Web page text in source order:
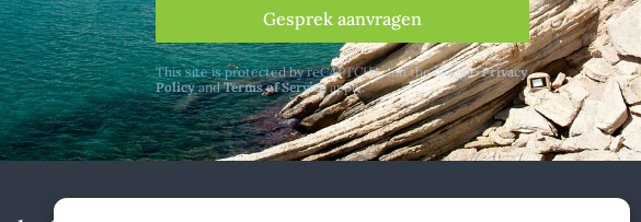
Gesprek aanvragen
This site is protected by reCAPTCHA and the GooglePrivacy
PolicyandTerms of Serviceapply.